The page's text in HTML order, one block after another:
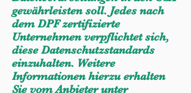
gewährleisten soll. Jedes nach
dem DPF zertifizierte
Unternehmen verpflichtet sich,
diese Datenschutzstandards
einzuhalten. Weitere
Informationen hierzu erhalten
Sie vom Anbieter unter